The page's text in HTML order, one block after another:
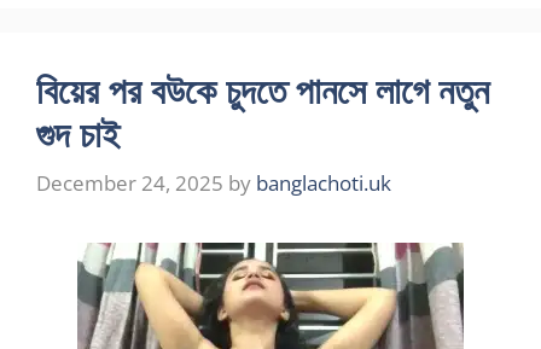
বিয়ের পর বউকে চুদতে পানসে লাগে নতুন
গুদ চাই
December 24, 2025 by banglachoti.uk